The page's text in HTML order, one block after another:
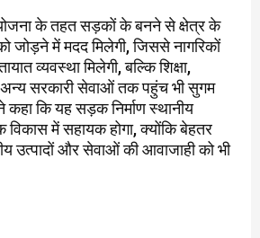
के तहत सड़कों के बनने से क्षेत्र के
जोड़ने में मदद मिलेगी, जिससे नागरिकों
व्यवस्था मिलेगी, बल्कि शिक्षा,
अन्य सरकारी सेवाओं तक पहुंच भी सुगम
कहा कि यह सड़क निर्माण स्थानीय
में सहायक होगा, क्योंकि बेहतर
उत्पादों और सेवाओं की आवाजाही को भी